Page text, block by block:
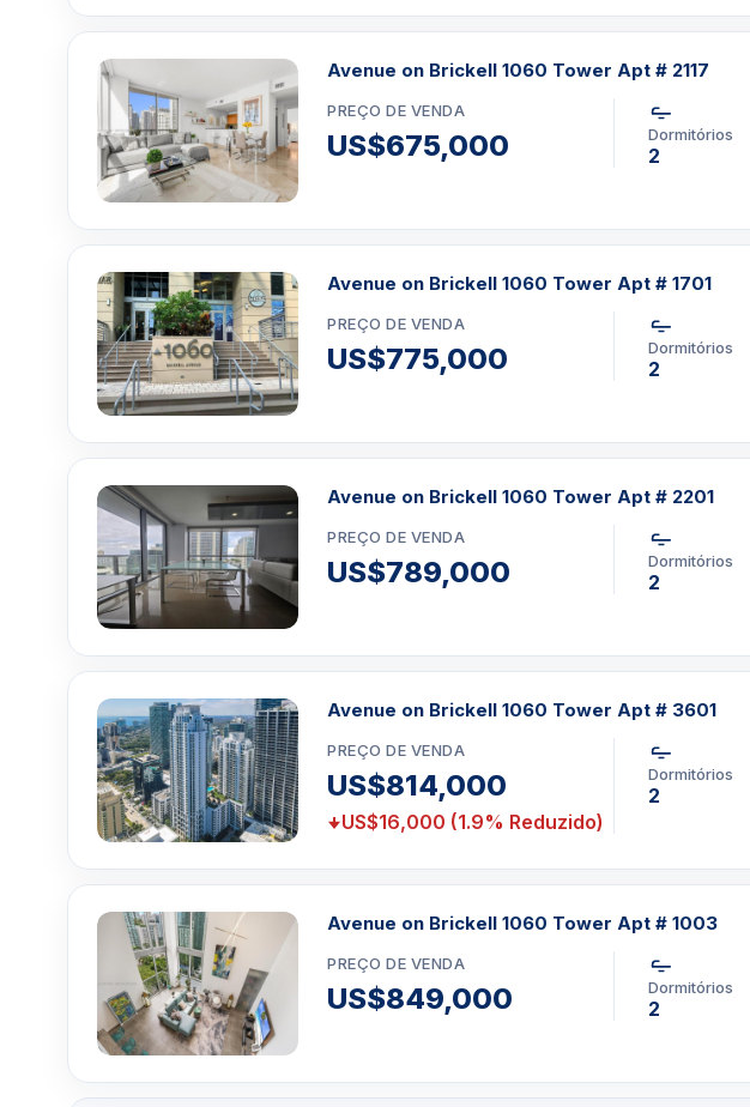
Avenue on Brickell 1060 Tower Apt # 2117
PREÇO DE VENDA
US$675,000 Dormitórios
2
Avenue on Brickell 1060 Tower Apt # 1701
PREÇO DE VENDA
US$775,000 Dormitórios
2
Avenue on Brickell 1060 Tower Apt # 2201
PREÇO DE VENDA
US$789,000 Dormitórios
2
Avenue on Brickell 1060 Tower Apt # 3601
PREÇO DE VENDA
US$814,000
US$16,000 (1.9% Reduzido)
Dormitórios
2
Avenue on Brickell 1060 Tower Apt # 1003
PREÇO DE VENDA
US$849,000 Dormitórios
2